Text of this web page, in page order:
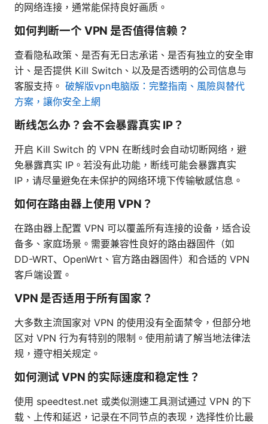
的网络连接，通常能保持良好画质。
如何判断一个 VPN 是否值得信赖？
查看隐私政策、是否有无日志承诺、是否有独立的安全审
计、是否提供 Kill Switch、以及是否透明的公司信息与
客服支持。 破解版vpn电脑版：完整指南、風險與替代
方案，讓你安全上網
断线怎么办？会不会暴露真实 IP？
开启 Kill Switch 的 VPN 在断线时会自动切断网络，避
免暴露真实 IP。若没有此功能，断线可能会暴露真实
IP，请尽量避免在未保护的网络环境下传输敏感信息。
如何在路由器上使用 VPN？
在路由器上配置 VPN 可以覆盖所有连接的设备，适合设
备多、家庭场景。需要兼容性良好的路由器固件（如
DD-WRT、OpenWrt、官方路由器固件）和合适的 VPN
客户端设置。
VPN 是否适用于所有国家？
大多数主流国家对 VPN 的使用没有全面禁令，但部分地
区对 VPN 行为有特别的限制。使用前请了解当地法律法
规，遵守相关规定。
如何测试 VPN 的实际速度和稳定性？
使用 speedtest.net 或类似测速工具测试通过 VPN 的下
载、上传和延迟，记录在不同节点的表现，选择性价比最